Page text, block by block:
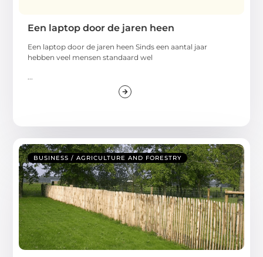
Een laptop door de jaren heen
Een laptop door de jaren heen Sinds een aantal jaar
hebben veel mensen standaard wel
BUSINESS / AGRICULTURE AND FORESTRY